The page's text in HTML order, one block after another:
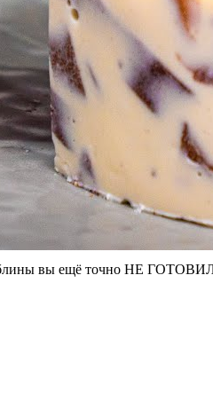
вы ещё точно НЕ